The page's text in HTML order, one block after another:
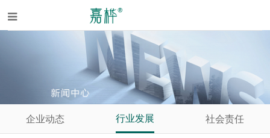
企业动态 行业发展 社会责任